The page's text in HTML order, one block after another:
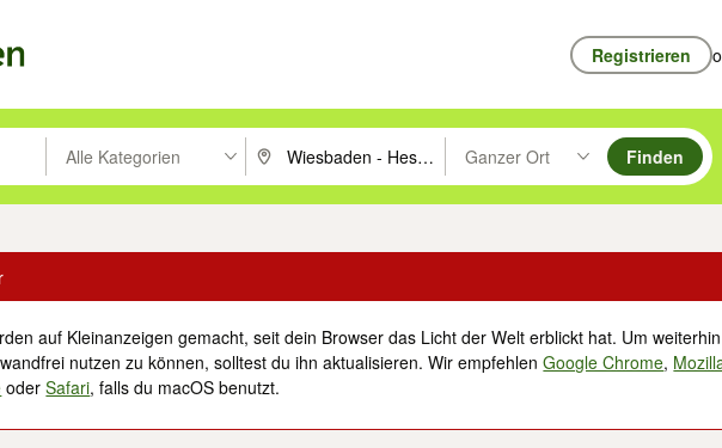
Registrieren
drücken um zu suchen, oder Vorschläge mit den Pfeiltasten nach oben/unten durchsuchen
Alle Kategorien PLZ oder Ort eingeben. Eingabetaste drücken um zu
Ganzer Ort
Suche im Umkreis des gewählten
Finden
auf Kleinanzeigen gemacht, seit dein Browser das Licht der Welt erblickt hat. Um
nutzen zu können, solltest du ihn aktualisieren. Wir empfehlenGoogle Chrome,
oderSafari, falls du macOS benutzt.